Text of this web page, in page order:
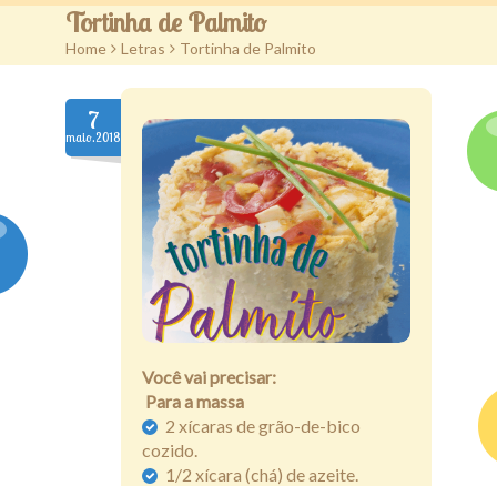
Eduque Brincando
Letras
Downloads
Atividades
Assine
Tortinha de Palmito
Home > Letras > Tortinha de Palmito
7
maio.2018
Você vai precisar:
Para a massa
2 xícaras de grão-de-bico
cozido.
1/2 xícara (chá) de azeite.